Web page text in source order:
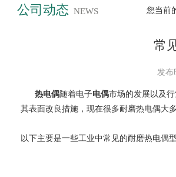
公司动态 NEWS 您当前
常
发
热电偶随着电子电偶市场的发展以及
其表面改良措施，现在很多耐磨热电偶大
以下主要是一些工业中常见的耐磨热电偶